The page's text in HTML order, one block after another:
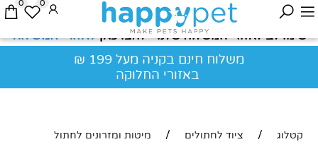
שימו לב לאזורי המשלוח שלנו - לחצו כאןלאזורי המשלוח
משלוח חינם בקניה מעל 199 ₪
באזורי החלוקה
0 0
קטלוג / ציוד לחתולים / מיטות ומזרונים לחתול